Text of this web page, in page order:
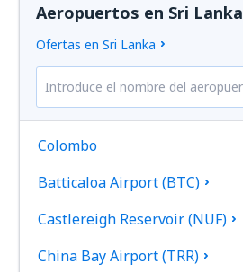
Aeropuertos en Sri Lanka
Ofertas en Sri Lanka
Colombo
Batticaloa Airport (BTC)
Castlereigh Reservoir (NUF)
China Bay Airport (TRR)